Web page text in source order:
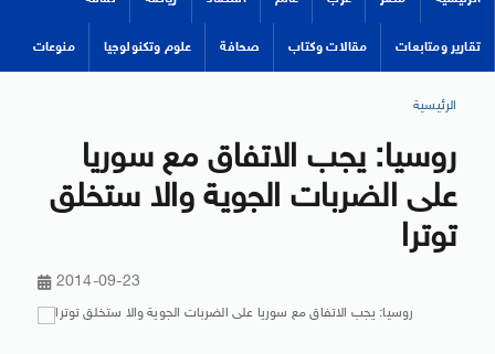
تقارير ومتابعات مقالات وكتاب صحافة علوم وتكنولوجيا منوعات
الرئيسية
روسيا: يجب الاتفاق مع سوريا
على الضربات الجوية والا ستخلق
توترا
2014-09-23